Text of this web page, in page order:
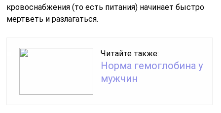
кровоснабжения (то есть питания) начинает быстро
мертветь и разлагаться.
Читайте также:
Норма гемоглобина у
мужчин